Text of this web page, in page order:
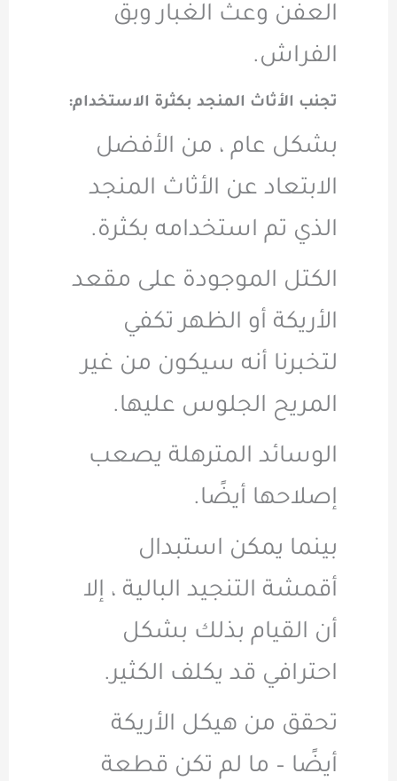
العفن وعث الغبار وبق
الفراش.
تجنب الأثاث المنجد بكثرة الاستخدام:
بشكل عام ، من الأفضل
الابتعاد عن الأثاث المنجد
الذي تم استخدامه بكثرة.
الكتل الموجودة على مقعد
الأريكة أو الظهر تكفي
لتخبرنا أنه سيكون من غير
المريح الجلوس عليها.
الوسائد المترهلة يصعب
إصلاحها أيضًا.
بينما يمكن استبدال
أقمشة التنجيد البالية ، إلا
أن القيام بذلك بشكل
احترافي قد يكلف الكثير.
تحقق من هيكل الأريكة
أيضًا – ما لم تكن قطعة